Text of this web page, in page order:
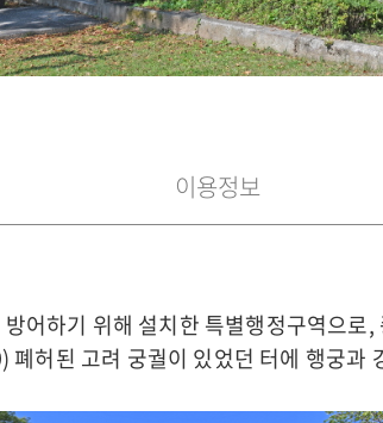
이용정보
어하기 위해 설치한 특별행정구역으
폐허된 고려 궁궐이 있었던 터에 행궁